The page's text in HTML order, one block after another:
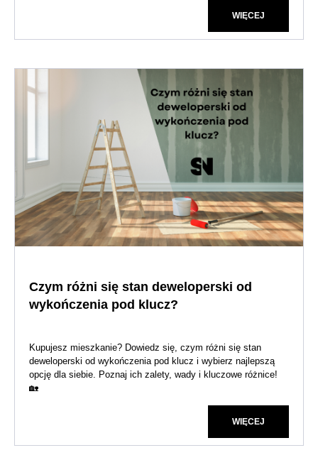
WIĘCEJ
Czym różni się stan deweloperski od
wykończenia pod klucz?
Kupujesz mieszkanie? Dowiedz się, czym różni się stan
deweloperski od wykończenia pod klucz i wybierz najlepszą
opcję dla siebie. Poznaj ich zalety, wady i kluczowe różnice!
🏡
WIĘCEJ